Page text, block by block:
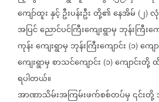
ကျော်ထူးနှင့်ဦးပန်းဦးတို့၏နေအိမ် (၂) လုံ
အပြင်ညောင်ပင်ကြီးကျေးရွာမှ ဘုန်းကြီးက
ကုန်းကျေးရွာမှ ဘုန်းကြီးကျောင်း (၁) ကျေ
ကျေးရွာမှစာသင်ကျောင်း (၁) ကျောင်းတို့
ရပါတယ်။
အာဏာသိမ်းအကြမ်းဖက်စစ်တပ်မှ၎င်းတို့